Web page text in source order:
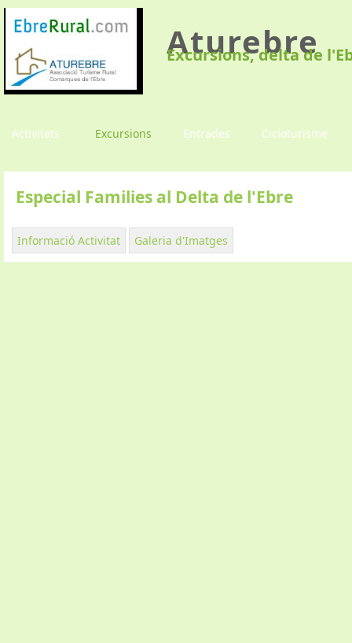
Aturebre
Excursions, delta de
Activitats Excursions Entrades Cicloturisme
Especial Families al Delta de l'Ebre
Informació Activitat Galeria d'Imatges